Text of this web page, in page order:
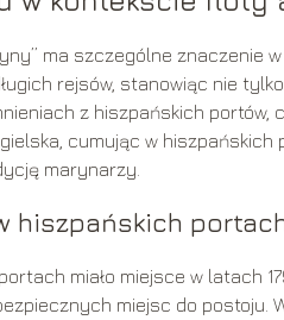
ma szczególne znaczenie
rejsów, stanowiąc nie
z hiszpańskich
cumując w
marynarzy.
hiszpańskich
miało miejsce w latach
miejsc do postoju.